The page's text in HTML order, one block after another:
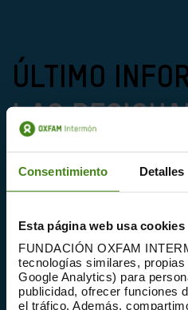
Consentimiento Detalles
Esta página web usa cookies
FUNDACIÓN OXFAM
tecnologías similares,
Google Analytics) para
publicidad, ofrecer funciones
el tráfico. Además,
ÚLTIMO
LAS
MATAN
Los diez hombres más
duplicado su fortuna,
ingresos del 99 % de
se habrían deteriorado